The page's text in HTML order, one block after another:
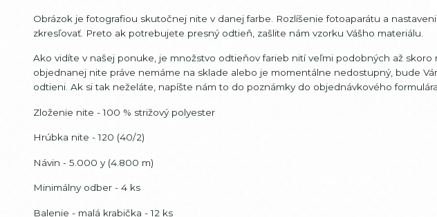
Obrázok je fotografiou skutočnej nite v danej farbe. Rozlíšenie fotoaparátu a
zkresľovať. Preto ak potrebujete presný odtieň, zašlite nám vzorku Vášho materiálu.
Ako vidíte v našej ponuke, je množstvo odtieňov farieb nití veľmi podobných až
objednanej nite práve nemáme na sklade alebo je momentálne nedostupný, bude
odtieni. Ak si tak neželáte, napíšte nám to do poznámky do objednávkového
Zloženie nite - 100 % strižový polyester
Hrúbka nite - 120 (40/2)
Návin - 5.000 y (4.800 m)
Minimálny odber - 4 ks
Balenie - malá krabička - 12 ks